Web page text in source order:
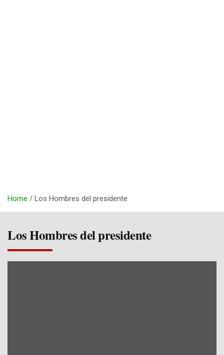
Home Los Hombres del presidente
Los Hombres del presidente